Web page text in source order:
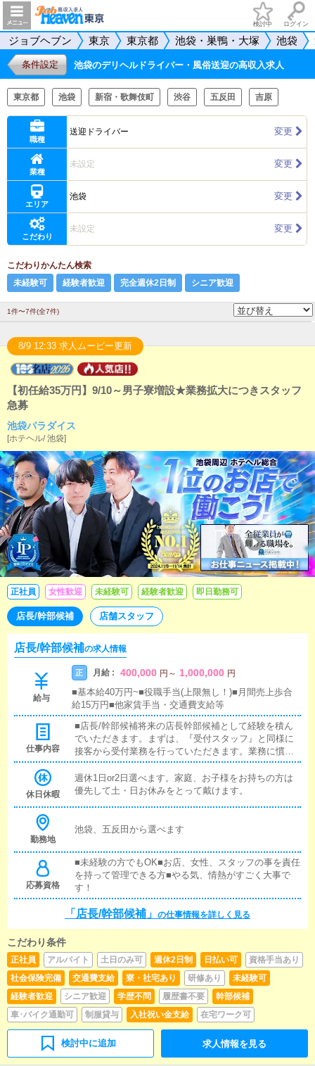
検討中 ログイン
ジョブヘブン 東京 東京都 池袋・巣鴨・大塚 池袋
条件設定 池袋のデリヘルドライバー・風俗送迎の高収入求人
東京都 池袋 新宿・歌舞伎町 渋谷 五反田 吉原
職種
送迎ドライバー 変更
業種
未設定 変更
エリア
池袋 変更
こだわり
未設定 変更
こだわりかんたん検索
未経験可
経験者歓迎 完全週休2日制 シニア歓迎
1件〜7件(全7件)
8/9 12:33 求人ムービー更新
【初任給35万円】9/10～男子寮増設★業務拡大につきスタッフ
急募
池袋パラダイス
[ホテヘル/池袋]
正社員 女性歓迎 未経験可 経験者歓迎 即日勤務可
店長/幹部候補 店舗スタッフ
店長/幹部候補の求人情報
給与
正 月給 : 400,000 円 ～ 1,000,000 円
■基本給40万円~■役職手当(上限無し！)■月間売上歩合
給15万円■他家賃手当・交通費支給等
仕事内容
■店長/幹部候補将来の店長幹部候補として経験を積ん
でいただきます。まずは、『受付スタッフ』と同様に
接客から受付業務を行っていただきます。業務に慣れ
てきたら、『キャストの管理』や『経営に関わる業
務』を順に覚えていただきます。早い方だと１年ぐら
いで、店長として新しい店舗の運営をお任せします。■
や、会計作業、注意事項の喚起などをお願いします。
を見ながら徐々に覚えていただきますので、未経験の
方でも安心して働けます。■企画の立案店舗イベントや
店舗運営など様々な企画を提案していただきます。
【新規のお客様の増加】【お客様のリピート率の向
繋がる施策の提案を行っていただきます。■キャスト管
理お店で働いていただいているキャストの方が稼げる
使い方などのアドバイスを行っていただきます。■PC
更新業務ヘブンネットなど、ポータルサイト等の店舗
情報更新作業を行っていただきます。キャストの出勤
情報やイベント、求人ブログの作成となります。基本
的にはボタンを押すだけや、ブログの更新時に簡単に
文字が入力出来れば問題ありません。PCが苦手な人で
も簡単にできます。■清掃・備品管理お客様やキャスト
の方に快適にお過ごしいただくため、店内の清掃や備
品の管理・補充を行っていただきます。
休日休暇
週休1日or2日選べます。家庭、お子様をお持ちの方は
優先して土・日お休みをとって戴けます。
勤務地
池袋、五反田から選べます
応募資格
■未経験の方でもOK■お店、女性、スタッフの事を責任
を持って管理できる方■やる気、情熱がすごく大事で
す！
「店長/幹部候補」 の仕事情報を詳しく見る
こだわり条件
正社員 アルバイト 土日のみ可 週休2日制 日払い可
資格手当あり
社会保険完備
交通費支給 寮・社宅あり 研修あり
未経験可
経験者歓迎
シニア歓迎 学歴不問 履歴書不要
幹部候補
車･バイク通勤可
制服貸与 入社祝い金支給 在宅ワーク可
検討中に追加 求人情報を見る